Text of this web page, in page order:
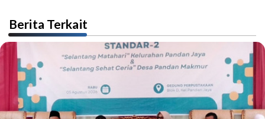
Berita Terkait